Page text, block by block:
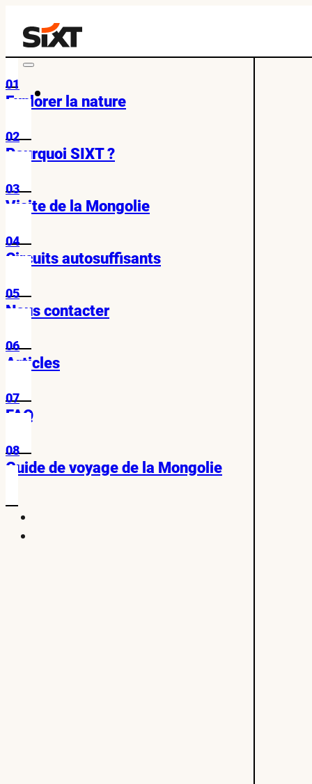
01
Explorer la nature
02
Pourquoi SIXT ?
03
Visite de la Mongolie
04
Circuits autosuffisants
05
Nous contacter
06
Articles
07
FAQ
08
Guide de voyage de la Mongolie